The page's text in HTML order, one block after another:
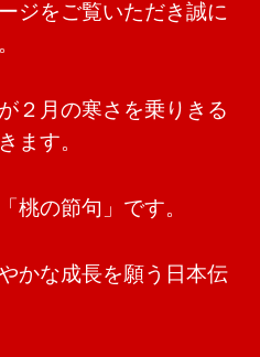
ジをご覧いただき誠に
２月の寒さを乗りきる
ます。
桃の節句」です。
かな成長を願う日本伝